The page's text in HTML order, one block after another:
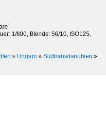
1/800, Blende: 56/10, ISO125,
» Ungarn » Südtransdanubien »